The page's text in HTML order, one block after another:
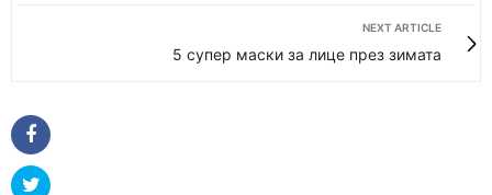
NEXT ARTICLE
5 супер маски за лице през зимата